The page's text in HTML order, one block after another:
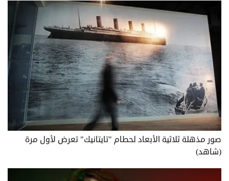
صور مذهلة ثلاثية الأبعاد لحطام "تايتانيك" تعرض لأول مرة
(شاهد)